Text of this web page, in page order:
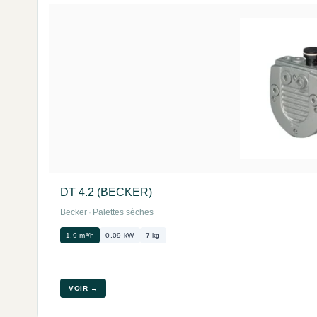
DT 4.2 (BECKER)
Becker · Palettes sèches
1.9 m³/h 0.09 kW 7 kg
VOIR →